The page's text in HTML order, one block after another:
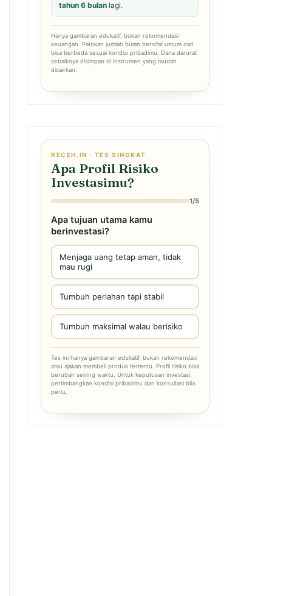
tahun 6 bulan lagi.
Hanya gambaran edukatif, bukan rekomendasi
keuangan. Patokan jumlah bulan bersifat umum dan
bisa berbeda sesuai kondisi pribadimu. Dana darurat
sebaiknya disimpan di instrumen yang mudah
dicairkan.
RECEH.IN · TES SINGKAT
Apa Profil Risiko
Investasimu?
1/5
Apa tujuan utama kamu
berinvestasi?
Menjaga uang tetap aman, tidak
mau rugi
Tumbuh perlahan tapi stabil
Tumbuh maksimal walau berisiko
Tes ini hanya gambaran edukatif, bukan rekomendasi
atau ajakan membeli produk tertentu. Profil risiko bisa
berubah seiring waktu. Untuk keputusan investasi,
pertimbangkan kondisi pribadimu dan konsultasi bila
perlu.